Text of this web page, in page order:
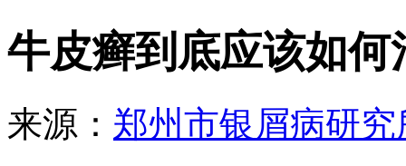
牛皮癣到底应该如何
来源： 郑州市银屑病研究